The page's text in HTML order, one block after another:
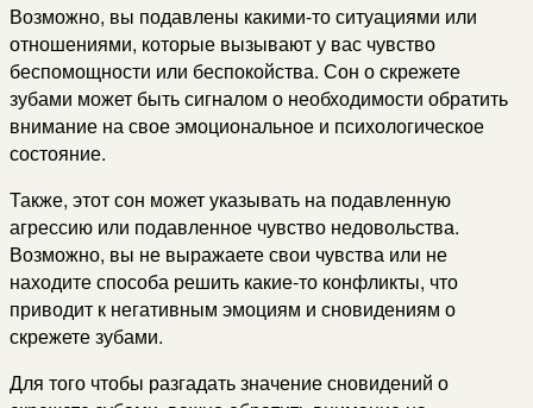
Возможно, вы подавлены какими-то ситуациями или
отношениями, которые вызывают у вас чувство
беспомощности или беспокойства. Сон о скрежете
зубами может быть сигналом о необходимости обратить
внимание на свое эмоциональное и психологическое
состояние.
Также, этот сон может указывать на подавленную
агрессию или подавленное чувство недовольства.
Возможно, вы не выражаете свои чувства или не
находите способа решить какие-то конфликты, что
приводит к негативным эмоциям и сновидениям о
скрежете зубами.
Для того чтобы разгадать значение сновидений о